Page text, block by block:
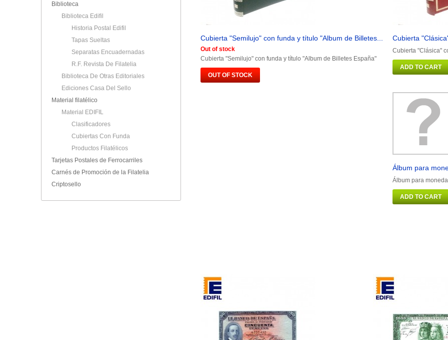
Biblioteca
Biblioteca Edifil
Historia Postal Edifil
Tapas Sueltas
Separatas Encuadernadas
R.F. Revista De Filatelia
Biblioteca De Otras Editoriales
Ediciones Casa Del Sello
Material filatélico
Material EDIFIL
Clasificadores
Cubiertas Con Funda
Productos Filatélicos
Tarjetas Postales de Ferrocarriles
Carnés de Promoción de la Filatelia
Criptosello
Cubierta "Semilujo" con funda y título "Album de Billetes...
Out of stock
Cubierta "Semilujo" con funda y título "Album de Billetes España"
OUT OF STOCK
Cubierta
Cubierta "Clásica"
ADD TO CART
Álbum para
Álbum para
ADD TO CART